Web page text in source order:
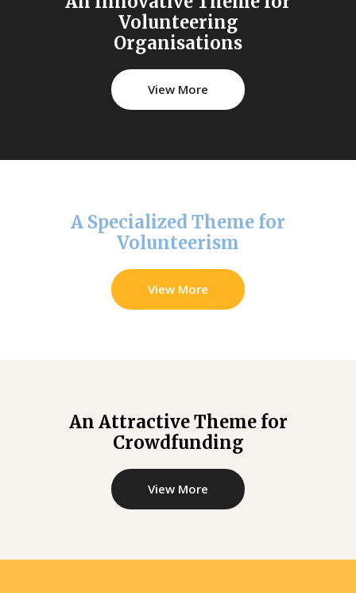
Volunteering
Organisations
View More
A Specialized Theme for
Volunteerism
View More
An Attractive Theme for
Crowdfunding
View More